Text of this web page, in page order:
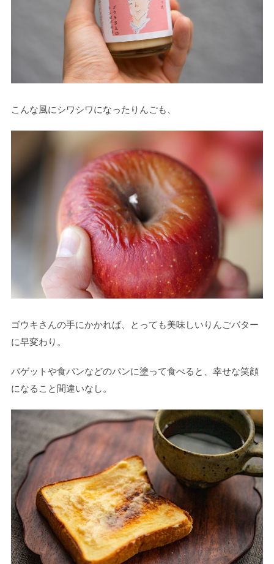
こんな風にシワシワになったりんごも、
ゴウキさんの手にかかれば、とっても美味しいりんごバター
に早変わり。
バゲットや食パンなどのパンに塗って食べると、幸せな笑顔
になること間違いなし。